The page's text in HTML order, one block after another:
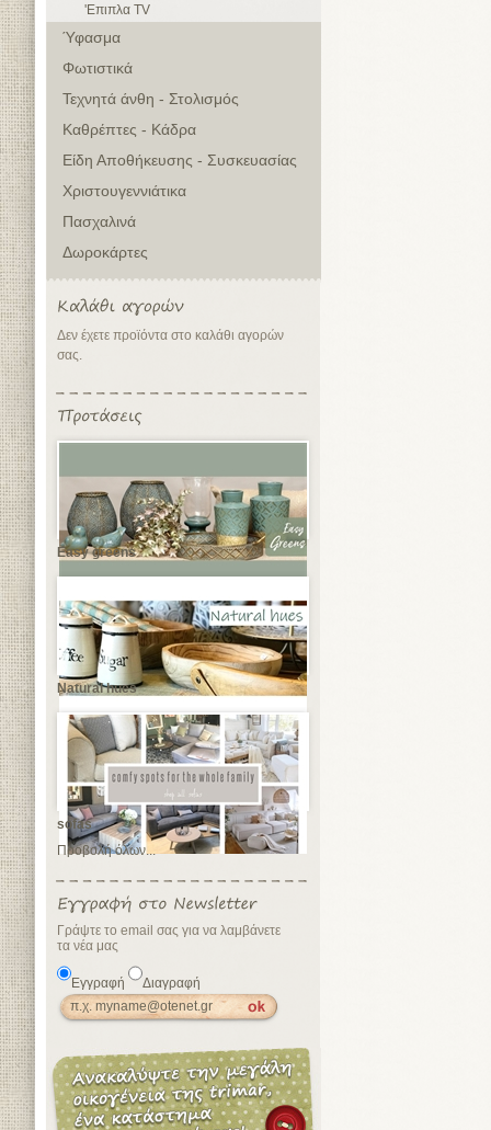
'Επιπλα TV
Ύφασμα
Φωτιστικά
Τεχνητά άνθη - Στολισμός
Καθρέπτες - Κάδρα
Είδη Αποθήκευσης - Συσκευασίας
Χριστουγεννιάτικα
Πασχαλινά
Δωροκάρτες
Δεν έχετε προϊόντα στο καλάθι αγορών
σας.
Easy greens
Natural hues
sofas
Προβολή όλων...
Γράψτε το email σας για να λαμβάνετε
τα νέα μας
Εγγραφή Διαγραφή